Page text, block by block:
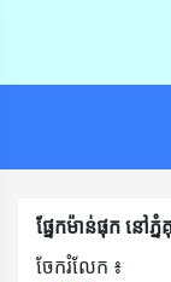
ផ្នែកម៉ាន់ផុក នៅភ្នំ
ចែករំលែក ៖​